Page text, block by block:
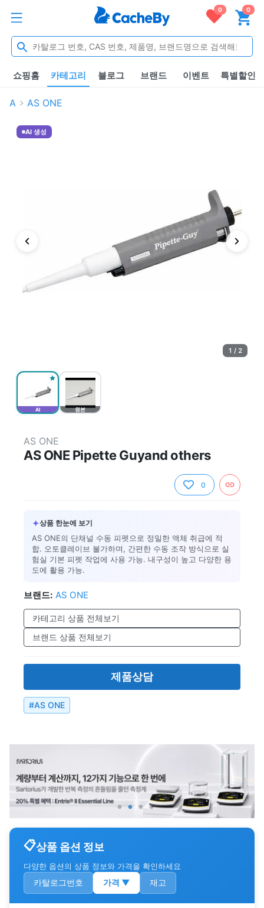
0 0
쇼핑홈 카테고리 블로그 브랜드 이벤트 특별할인
A AS ONE
AI 원본
AI 생성
1 / 2
AS ONE
AS ONE Pipette Guyand others
0
✦상품 한눈에 보기
AS ONE의 단채널 수동 피펫으로 정밀한 액체 취급에 적
합. 오토클레이브 불가하며, 간편한 수동 조작 방식으로 실
험실 기본 피펫 작업에 사용 가능. 내구성이 높고 다양한 용
도에 활용 가능.
브랜드: AS ONE
카테고리 상품 전체보기
브랜드 상품 전체보기
제품상담
#AS ONE
상품 옵션 정보
다양한 옵션의 상품 정보와 가격을 확인하세요
카탈로그번호 가격 ▼ 재고